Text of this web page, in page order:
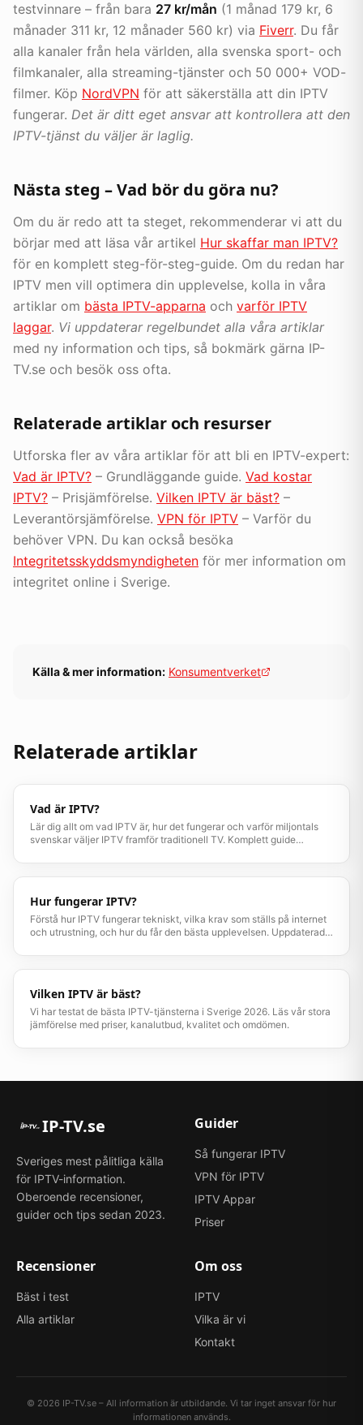
testvinnare – från bara 27 kr/mån (1 månad 179 kr, 6
månader 311 kr, 12 månader 560 kr) via Fiverr. Du får
alla kanaler från hela världen, alla svenska sport- och
filmkanaler, alla streaming-tjänster och 50 000+ VOD-
filmer. Köp NordVPN för att säkerställa att din IPTV
fungerar. Det är ditt eget ansvar att kontrollera att den
IPTV-tjänst du väljer är laglig.
Nästa steg – Vad bör du göra nu?
Om du är redo att ta steget, rekommenderar vi att du
börjar med att läsa vår artikel Hur skaffar man IPTV?
för en komplett steg-för-steg-guide. Om du redan har
IPTV men vill optimera din upplevelse, kolla in våra
artiklar om bästa IPTV-apparna och varför IPTV
laggar. Vi uppdaterar regelbundet alla våra artiklar
med ny information och tips, så bokmärk gärna IP-
TV.se och besök oss ofta.
Relaterade artiklar och resurser
Utforska fler av våra artiklar för att bli en IPTV-expert:
Vad är IPTV? – Grundläggande guide. Vad kostar
IPTV? – Prisjämförelse. Vilken IPTV är bäst? –
Leverantörsjämförelse. VPN för IPTV – Varför du
behöver VPN. Du kan också besöka
Integritetsskyddsmyndigheten för mer information om
integritet online i Sverige.
Källa & mer information: Konsumentverket
Relaterade artiklar
Vad är IPTV?
Lär dig allt om vad IPTV är, hur det fungerar och varför miljontals
svenskar väljer IPTV framför traditionell TV. Komplett guide
Hur fungerar IPTV?
Förstå hur IPTV fungerar tekniskt, vilka krav som ställs på internet
och utrustning, och hur du får den bästa upplevelsen. Uppdaterad
Vilken IPTV är bäst?
Vi har testat de bästa IPTV-tjänsterna i Sverige 2026. Läs vår stora
jämförelse med priser, kanalutbud, kvalitet och omdömen.
IP-TV.se
Sveriges mest pålitliga källa
för IPTV-information.
Oberoende recensioner,
guider och tips sedan 2023.
Guider
Så fungerar IPTV
VPN för IPTV
IPTV Appar
Priser
Recensioner
Bäst i test
Alla artiklar
Om oss
IPTV
Vilka är vi
Kontakt
© 2026 IP-TV.se – All information är utbildande. Vi tar inget ansvar för hur
informationen används.